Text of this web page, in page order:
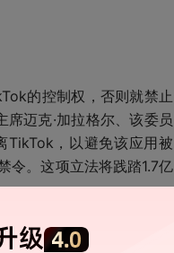
的控制权，否则就禁止
迈克·加拉格尔、该委员
TikTok，以避免该应用被
令。这项立法将践踏1.7亿